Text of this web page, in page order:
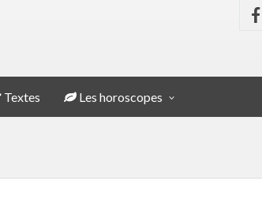
Textes Les horoscopes